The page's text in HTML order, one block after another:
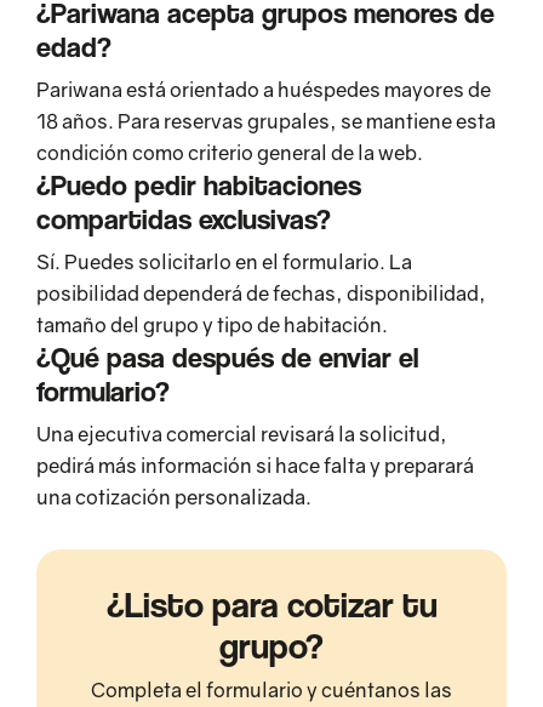
¿Pariwana acepta grupos menores de
edad?
Pariwana está orientado a huéspedes mayores de
18 años. Para reservas grupales, se mantiene esta
condición como criterio general de la web.
¿Puedo pedir habitaciones
compartidas exclusivas?
Sí. Puedes solicitarlo en el formulario. La
posibilidad dependerá de fechas, disponibilidad,
tamaño del grupo y tipo de habitación.
¿Qué pasa después de enviar el
formulario?
Una ejecutiva comercial revisará la solicitud,
pedirá más información si hace falta y preparará
una cotización personalizada.
¿Listo para cotizar tu
grupo?
Completa el formulario y cuéntanos las